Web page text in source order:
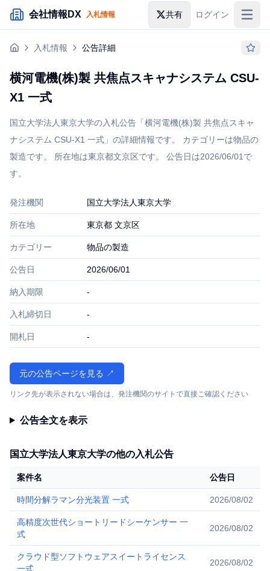
メインコンテンツにスキップ
会社情報DX 入札情報 共有 ログイン
入札情報
助成金・補助金
入札情報 公告詳細
横河電機(株)製 共焦点スキャナシステム CSU-
X1 一式
国立大学法人東京大学の入札公告「横河電機(株)製 共焦点スキャ
ナシステム CSU-X1 一式」の詳細情報です。 カテゴリーは物品の
製造です。 所在地は東京都文京区です。 公告日は2026/06/01で
す。
発注機関 国立大学法人東京大学
所在地 東京都 文京区
カテゴリー 物品の製造
公告日 2026/06/01
納入期限 -
入札締切日 -
開札日 -
元の公告ページを見る ↗
リンク先が表示されない場合は、発注機関のサイトで直接ご確認ください
公告全文を表示
国立大学法人東京大学の他の入札公告
案件名 公告日
時間分解ラマン分光装置 一式 2026/08/02
高精度次世代ショートリードシーケンサー 一
式
2026/08/02
クラウド型ソフトウェアスイートライセンス
一式
2026/08/02